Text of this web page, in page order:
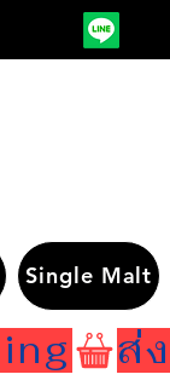
Single Malt